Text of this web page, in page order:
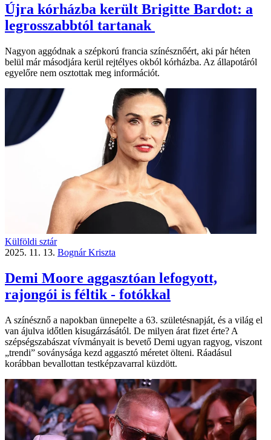
Újra kórházba került Brigitte Bardot: a
legrosszabbtól tartanak
Nagyon aggódnak a szépkorú francia színésznőért, aki pár héten
belül már másodjára kerül rejtélyes okból kórházba. Az állapotáról
egyelőre nem osztottak meg információt.
Külföldi sztár
2025. 11. 13. Bognár Kriszta
Demi Moore aggasztóan lefogyott,
rajongói is féltik - fotókkal
A színésznő a napokban ünnepelte a 63. születésnapját, és a világ el
van ájulva időtlen kisugárzásától. De milyen árat fizet érte? A
szépségszabászat vívmányait is bevető Demi ugyan ragyog, viszont
„trendi” soványsága kezd aggasztó méretet ölteni. Ráadásul
korábban bevallottan testképzavarral küzdött.